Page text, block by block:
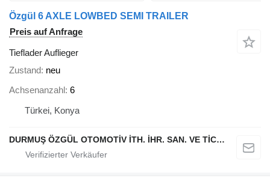
Özgül 6 AXLE LOWBED SEMI TRAILER
Preis auf Anfrage
Tieflader Auflieger
Zustand neu
Achsenanzahl 6
Türkei, Konya
DURMUŞ ÖZGÜL OTOMOTİV İTH. İHR. SAN. VE TİC. A.Ş